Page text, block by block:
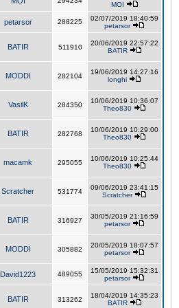
MOI
petarsor 288225
02/07/2019 18:40:59
petarsor
BATIR 511910
20/06/2019 22:57:22
BATIR
MODDI 282104
19/06/2019 14:27:16
longhi
VasilK 284350
10/06/2019 10:36:07
Theo830
BATIR 282768
10/06/2019 10:29:00
Theo830
macamk 295055
10/06/2019 10:25:44
Theo830
Scratcher 531774
09/06/2019 23:41:15
Scratcher
BATIR 316927
30/05/2019 21:16:59
petarsor
MODDI 305882
20/05/2019 18:07:57
petarsor
David1223 489055
15/05/2019 15:32:31
petarsor
BATIR 313262
18/04/2019 14:35:23
BATIR